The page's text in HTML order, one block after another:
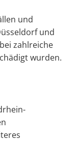
und
und
zahlreiche
wurden.